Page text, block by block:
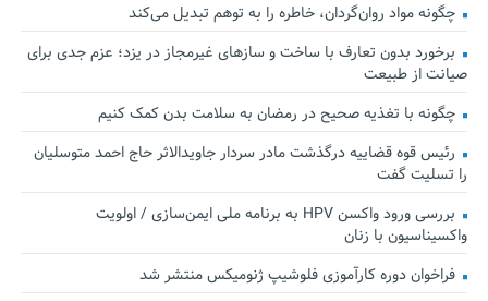
چگونه مواد روان‌گردان، خاطره را به توهم تبدیل می‌کند
برخورد بدون تعارف با ساخت‌ و سازهای غیرمجاز در یزد؛ عزم جدی برای
صیانت از طبیعت
چگونه با تغذیه صحیح در رمضان به سلامت بدن کمک کنیم
رئیس قوه قضاییه درگذشت مادر سردار جاویدالاثر حاج احمد متوسلیان
را تسلیت گفت
بررسی ورود واکسن HPV به برنامه ملی ایمن‌سازی / اولویت
واکسیناسیون با زنان
فراخوان دوره کارآموزی فلوشیپ ژنومیکس منتشر شد